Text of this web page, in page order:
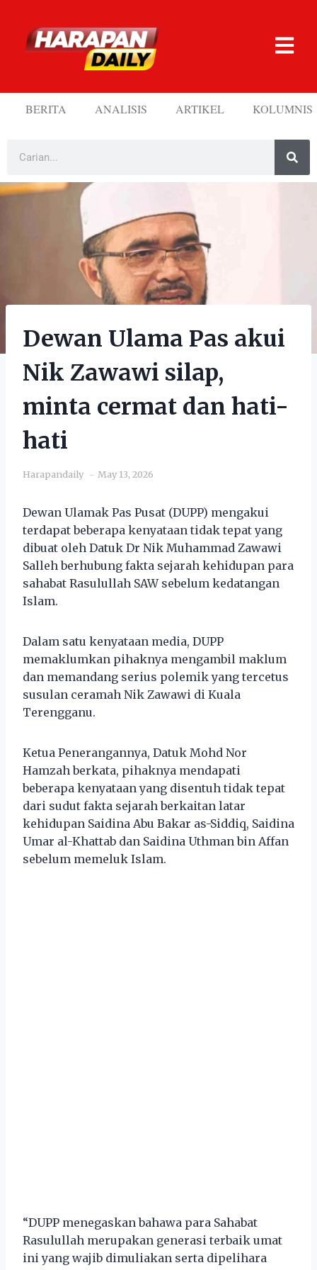
BERITA ANALISIS ARTIKEL KOLUMNIS
Dewan Ulama Pas akui
Nik Zawawi silap,
minta cermat dan hati-
hati
Harapandaily May 13, 2026
Dewan Ulamak Pas Pusat (DUPP) mengakui
terdapat beberapa kenyataan tidak tepat yang
dibuat oleh Datuk Dr Nik Muhammad Zawawi
Salleh berhubung fakta sejarah kehidupan para
sahabat Rasulullah SAW sebelum kedatangan
Islam.
Dalam satu kenyataan media, DUPP
memaklumkan pihaknya mengambil maklum
dan memandang serius polemik yang tercetus
susulan ceramah Nik Zawawi di Kuala
Terengganu.
Ketua Penerangannya, Datuk Mohd Nor
Hamzah berkata, pihaknya mendapati
beberapa kenyataan yang disentuh tidak tepat
dari sudut fakta sejarah berkaitan latar
kehidupan Saidina Abu Bakar as-Siddiq, Saidina
Umar al-Khattab dan Saidina Uthman bin Affan
sebelum memeluk Islam.
“DUPP menegaskan bahawa para Sahabat
Rasulullah merupakan generasi terbaik umat
ini yang wajib dimuliakan serta dipelihara